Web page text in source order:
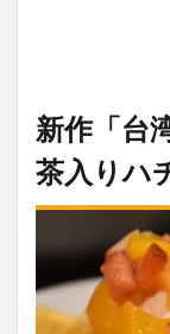
新作「台
茶入りハ